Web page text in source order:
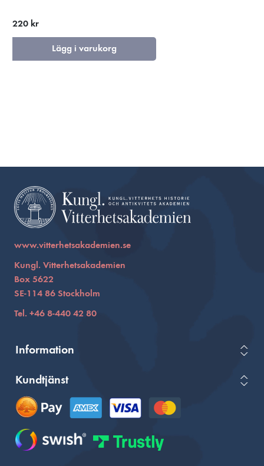
220 kr
Lägg i varukorg
www.vitterhetsakademien.se
Kungl. Vitterhetsakademien
Box 5622
SE-114 86 Stockholm
Tel. +46 8-440 42 80
Information
Kundtjänst